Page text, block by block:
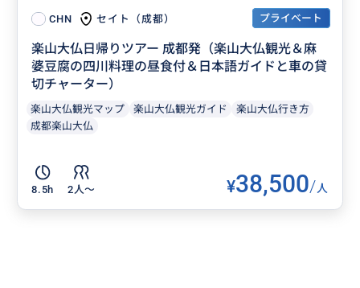
CHN セイト（成都） プライベート
楽山大仏日帰りツアー 成都発（楽山大仏観光＆麻
婆豆腐の四川料理の昼食付＆日本語ガイドと車の貸
切チャーター）
楽山大仏観光マップ 楽山大仏観光ガイド
楽山大仏行き方
成都楽山大仏
8.5h 2人〜 ¥38,500/人